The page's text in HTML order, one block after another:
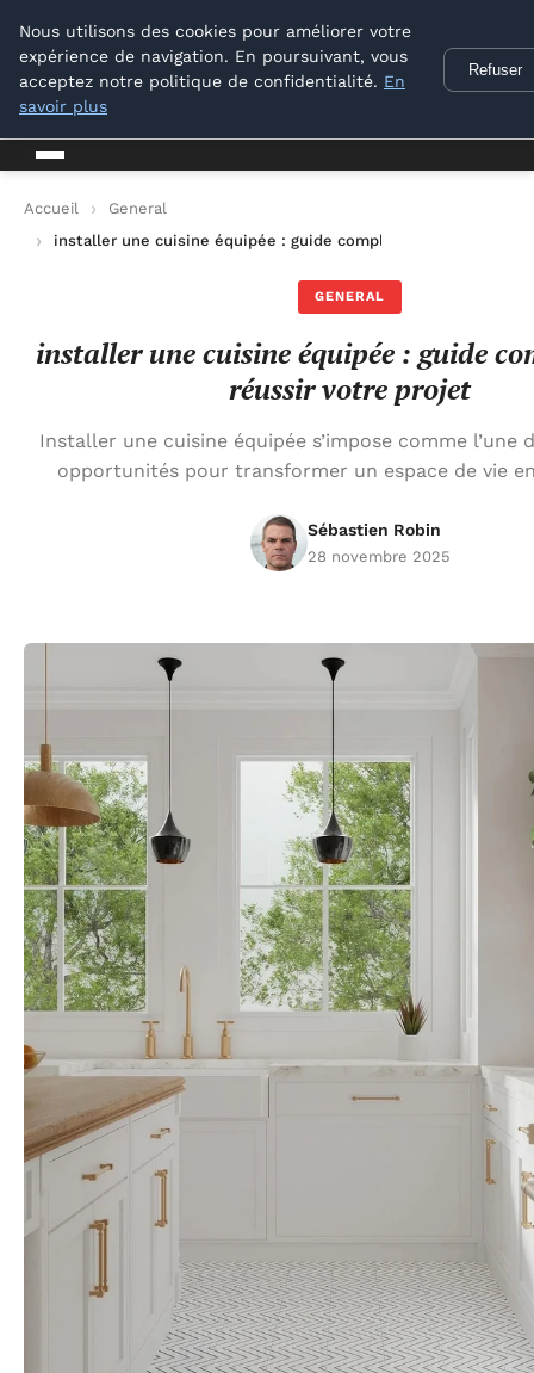
Conseil Outil Bricolage
Conseil Outil Bricolage
Accueil
General
installer une cuisine équipée : guide complet pour réussir
GENERAL
installer une cuisine équipée : guide
réussir votre projet
Installer une cuisine équipée s’impose comme l’une
opportunités pour transformer un espace de vie
Sébastien Robin
28 novembre 2025
Nous utilisons des cookies pour améliorer votre
expérience de navigation. En poursuivant, vous
acceptez notre politique de confidentialité. En
savoir plus
Refuser